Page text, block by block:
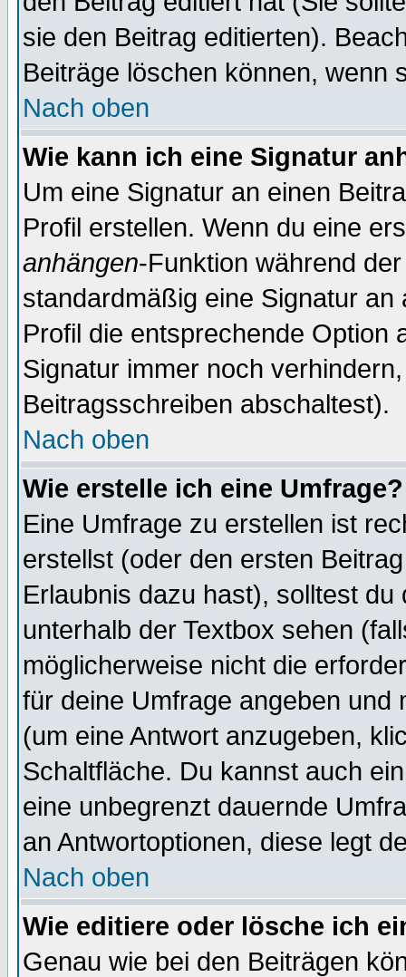
sie den Beitrag editierten).
Beiträge löschen können, wenn
Nach oben
Wie kann ich eine Signatur
Um eine Signatur an einen
Profil erstellen. Wenn du eine
anhängen-Funktion während
standardmäßig eine Signatur
Profil die entsprechende Option
Signatur immer noch
Beitragsschreiben abschaltest).
Nach oben
Wie erstelle ich eine Umfrage?
Eine Umfrage zu erstellen ist
erstellst (oder den ersten
Erlaubnis dazu hast), solltest
unterhalb der Textbox sehen
möglicherweise nicht die
für deine Umfrage angeben und
(um eine Antwort anzugeben,
Schaltfläche. Du kannst auch
eine unbegrenzt dauernde
an Antwortoptionen, diese legt
Nach oben
Wie editiere oder lösche ich
Genau wie bei den Beiträgen